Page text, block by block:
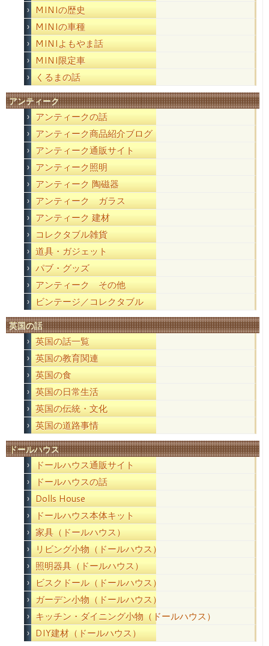
MINIの歴史
MINIの車種
MINIよもやま話
MINI限定車
くるまの話
アンティーク
アンティークの話
アンティーク商品紹介ブログ
アンティーク通販サイト
アンティーク照明
アンティーク 陶磁器
アンティーク ガラス
アンティーク 建材
コレクタブル雑貨
道具・ガジェット
パブ・グッズ
アンティーク その他
ビンテージ／コレクタブル
英国の話
英国の話一覧
英国の教育関連
英国の食
英国の日常生活
英国の伝統・文化
英国の道路事情
ドールハウス
ドールハウス通販サイト
ドールハウスの話
Dolls House
ドールハウス本体キット
家具（ドールハウス）
リビング小物（ドールハウス）
照明器具（ドールハウス）
ビスクドール（ドールハウス）
ガーデン小物（ドールハウス）
キッチン・ダイニング小物（ドールハウス）
DIY建材（ドールハウス）